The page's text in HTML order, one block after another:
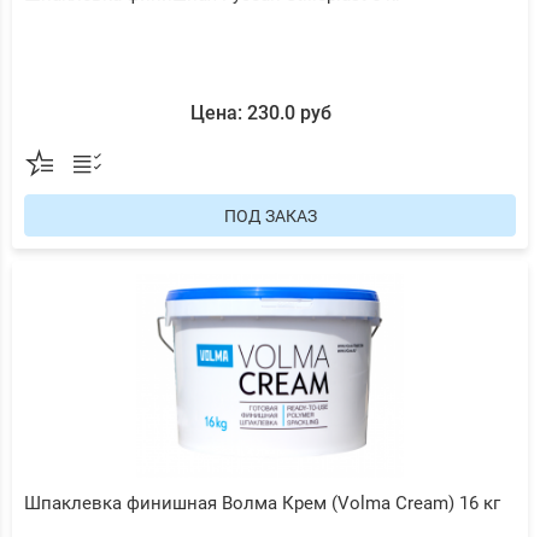
Цена: 230.0 руб
ПОД ЗАКАЗ
Шпаклевка финишная Волма Крем (Volma Cream) 16 кг